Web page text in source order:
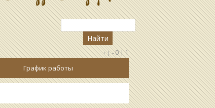
+ |- 0|1
График работы